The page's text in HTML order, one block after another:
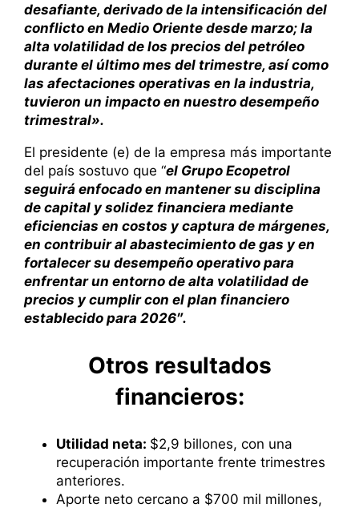
desafiante, derivado de la intensificación del
conflicto en Medio Oriente desde marzo; la
alta volatilidad de los precios del petróleo
durante el último mes del trimestre, así como
las afectaciones operativas en la industria,
tuvieron un impacto en nuestro desempeño
trimestral».
El presidente (e) de la empresa más importante
del país sostuvo que “el Grupo Ecopetrol
seguirá enfocado en mantener su disciplina
de capital y solidez financiera mediante
eficiencias en costos y captura de márgenes,
en contribuir al abastecimiento de gas y en
fortalecer su desempeño operativo para
enfrentar un entorno de alta volatilidad de
precios y cumplir con el plan financiero
establecido para 2026″.
​Otros res​​ultados
financieros:
Utilidad neta: $2,9 billones, con una
recuperación importante frente trimestres
anteriores.
Aporte neto cercano a $700 mil millones,